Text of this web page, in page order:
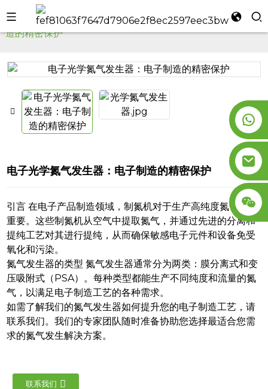
家 PSA氮气发生器
电子光学氮气发生器：电子制
造的精密保护
电子光学氮气发生器：电子制造的精密保护
引言 在电子产品制造领域，制氮机对于生产高纯度氮气至关
重要。这些制氮机从空气中提取氮气，并通过先进的分离和
提纯工艺对其进行提纯，从而确保敏感电子元件和设备免受
氧化和污染。
氮气发生器的类型 氮气发生器通常分为两类：膜分离式和变
压吸附式（PSA）。每种类型都能生产不同纯度和流量的氮
气，以满足电子制造工艺的各种需求。
如需了解我们的氮气发生器如何提升您的电子制造工艺，请
联系我们。我们的专家团队随时准备协助您选择最适合您需
求的氮气发生解决方案。
联系我们